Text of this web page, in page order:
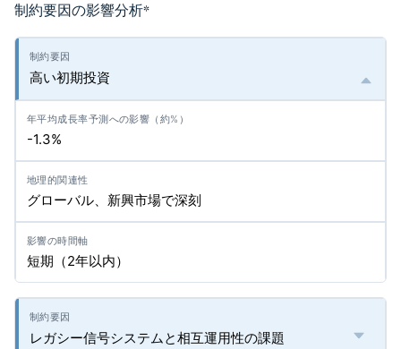
制約要因の影響分析*
高い初期投資
-1.3%
グローバル、新興市場で深刻
短期（2年以内）
レガシー信号システムと相互運用性の課題